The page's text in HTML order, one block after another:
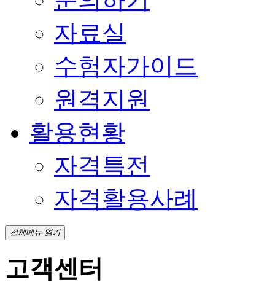
자료실
수험자가이드
원격지원
활용현황
자격특전
자격활용사례
전체메뉴 열기
고객센터